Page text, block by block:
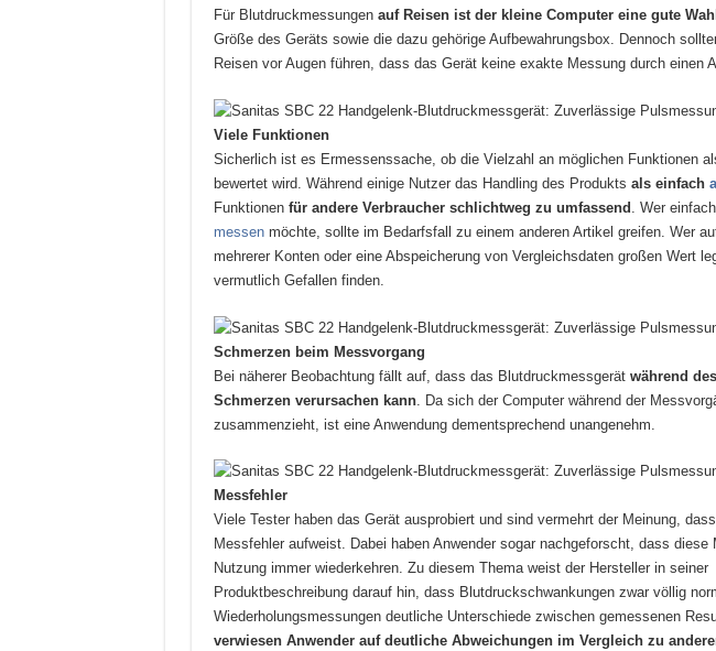
Für Blutdruckmessungen auf Reisen ist der kleine Computer eine gute Wahl
Größe des Geräts sowie die dazu gehörige Aufbewahrungsbox. Dennoch
Reisen vor Augen führen, dass das Gerät keine exakte Messung durch einen
Viele Funktionen
Sicherlich ist es Ermessenssache, ob die Vielzahl an möglichen Funktionen
bewertet wird. Während einige Nutzer das Handling des Produkts als einfach
Funktionen für andere Verbraucher schlichtweg zu umfassend . Wer
messenmöchte, sollte im Bedarfsfall zu einem anderen Artikel greifen. Wer
mehrerer Konten oder eine Abspeicherung von Vergleichsdaten großen Wert
vermutlich Gefallen finden.
Schmerzen beim Messvorgang
Bei näherer Beobachtung fällt auf, dass das Blutdruckmessgerät während
Schmerzen verursachen kann. Da sich der Computer während der
zusammenzieht, ist eine Anwendung dementsprechend unangenehm.
Messfehler
Viele Tester haben das Gerät ausprobiert und sind vermehrt der Meinung,
Messfehler aufweist. Dabei haben Anwender sogar nachgeforscht, dass diese
Nutzung immer wiederkehren. Zu diesem Thema weist der Hersteller in seiner
Produktbeschreibung darauf hin, dass Blutdruckschwankungen zwar völlig
Wiederholungsmessungen deutliche Unterschiede zwischen gemessenen
verwiesen Anwender auf deutliche Abweichungen im Vergleich zu